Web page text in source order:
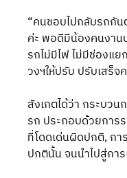
“คนชอบไปกลับรถกั
ค่ะ พอดีมีน้องคนงาน
รถไม่มีไฟ ไม่มีช่องแ
วงฯให้ปรับ ปรับเสร็จ
สังเกตได้ว่า กระบว
รถ ประกอบด้วยกา
ที่โดดเด่นผิดปกติ, กา
ปกตินั้น จนนำไปสู่กา